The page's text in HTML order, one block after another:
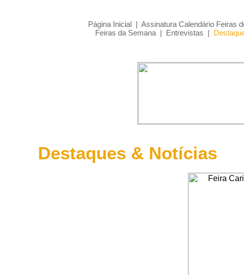
Página Inicial | Assinatura Calendário Feiras
Feiras da Semana | Entrevistas |
Destaques & Notícias